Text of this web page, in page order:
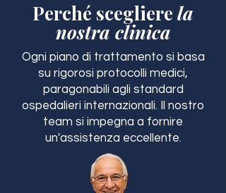
Perché scegliere la
nostra clinica
Ogni piano di trattamento si basa
su rigorosi protocolli medici,
paragonabili agli standard
ospedalieri internazionali. Il nostro
team si impegna a fornire
un'assistenza eccellente.